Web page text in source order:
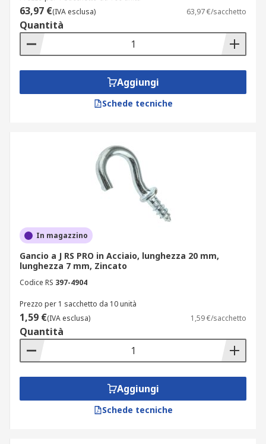
63,97 €(IVA esclusa) 63,97 €/sacchetto
Quantità
Aggiungi
Schede tecniche
In magazzino
Gancio a J RS PRO in Acciaio, lunghezza 20 mm,
lunghezza 7 mm, Zincato
Codice RS 397-4904
Prezzo per 1 sacchetto da 10 unità
1,59 €(IVA esclusa) 1,59 €/sacchetto
Quantità
Aggiungi
Schede tecniche